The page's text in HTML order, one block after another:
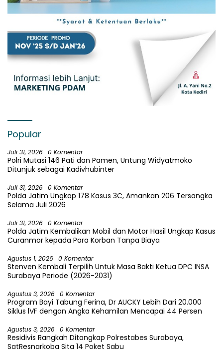
Popular
Juli 31, 2026 0 Komentar
Polri Mutasi 146 Pati dan Pamen, Untung Widyatmoko
Ditunjuk sebagai Kadivhubinter
Juli 31, 2026 0 Komentar
Polda Jatim Ungkap 178 Kasus 3C, Amankan 206 Tersangka
Selama Juli 2026
Juli 31, 2026 0 Komentar
Polda Jatim Kembalikan Mobil dan Motor Hasil Ungkap Kasus
Curanmor kepada Para Korban Tanpa Biaya
Agustus 1, 2026 0 Komentar
Stenven Kembali Terpilih Untuk Masa Bakti Ketua DPC INSA
Surabaya Periode (2026-2031)
Agustus 3, 2026 0 Komentar
Program Bayi Tabung Ferina, Dr AUCKY Lebih Dari 20.000
Siklus lVF dengan Angka Kehamilan Mencapai 44 Persen
Agustus 3, 2026 0 Komentar
Residivis Rangkah Ditangkap Polrestabes Surabaya,
SatResnarkoba Sita 14 Poket Sabu